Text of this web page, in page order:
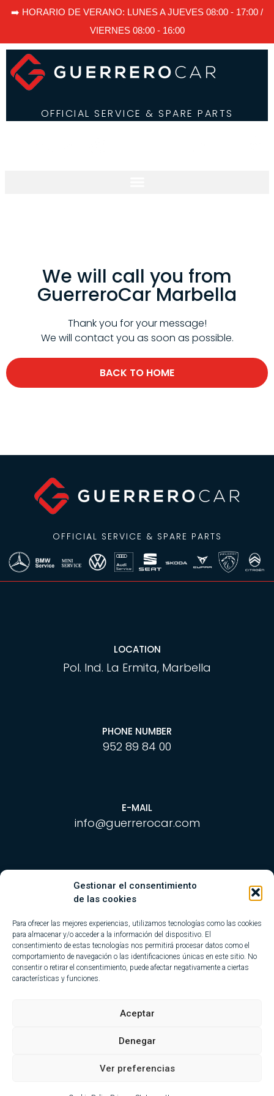
➡️ HORARIO DE VERANO: LUNES A JUEVES 08:00 - 17:00 /
VIERNES 08:00 - 16:00
Gestionar el consentimiento
de las cookies
Para ofrecer las mejores experiencias, utilizamos tecnologías como las cookies
para almacenar y/o acceder a la información del dispositivo. El
consentimiento de estas tecnologías nos permitirá procesar datos como el
comportamiento de navegación o las identificaciones únicas en este sitio. No
consentir o retirar el consentimiento, puede afectar negativamente a ciertas
características y funciones.
Aceptar
Denegar
Ver preferencias
OFFICIAL SERVICE & SPARE PARTS
We will call you from
GuerreroCar Marbella
Thank you for your message!
We will contact you as soon as possible.
BACK TO HOME
OFFICIAL SERVICE & SPARE PARTS
LOCATION
Pol. Ind. La Ermita, Marbella
PHONE NUMBER
952 89 84 00
E-MAIL
info@guerrerocar.com
Aviso legal ·